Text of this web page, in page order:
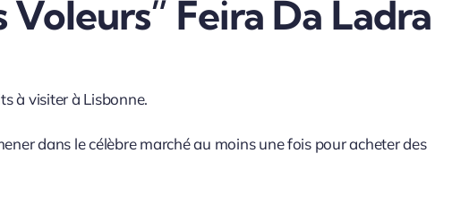
Feira Da Ladra
à visiter à Lisbonne.
dans le célèbre marché au moins une fois pour acheter des